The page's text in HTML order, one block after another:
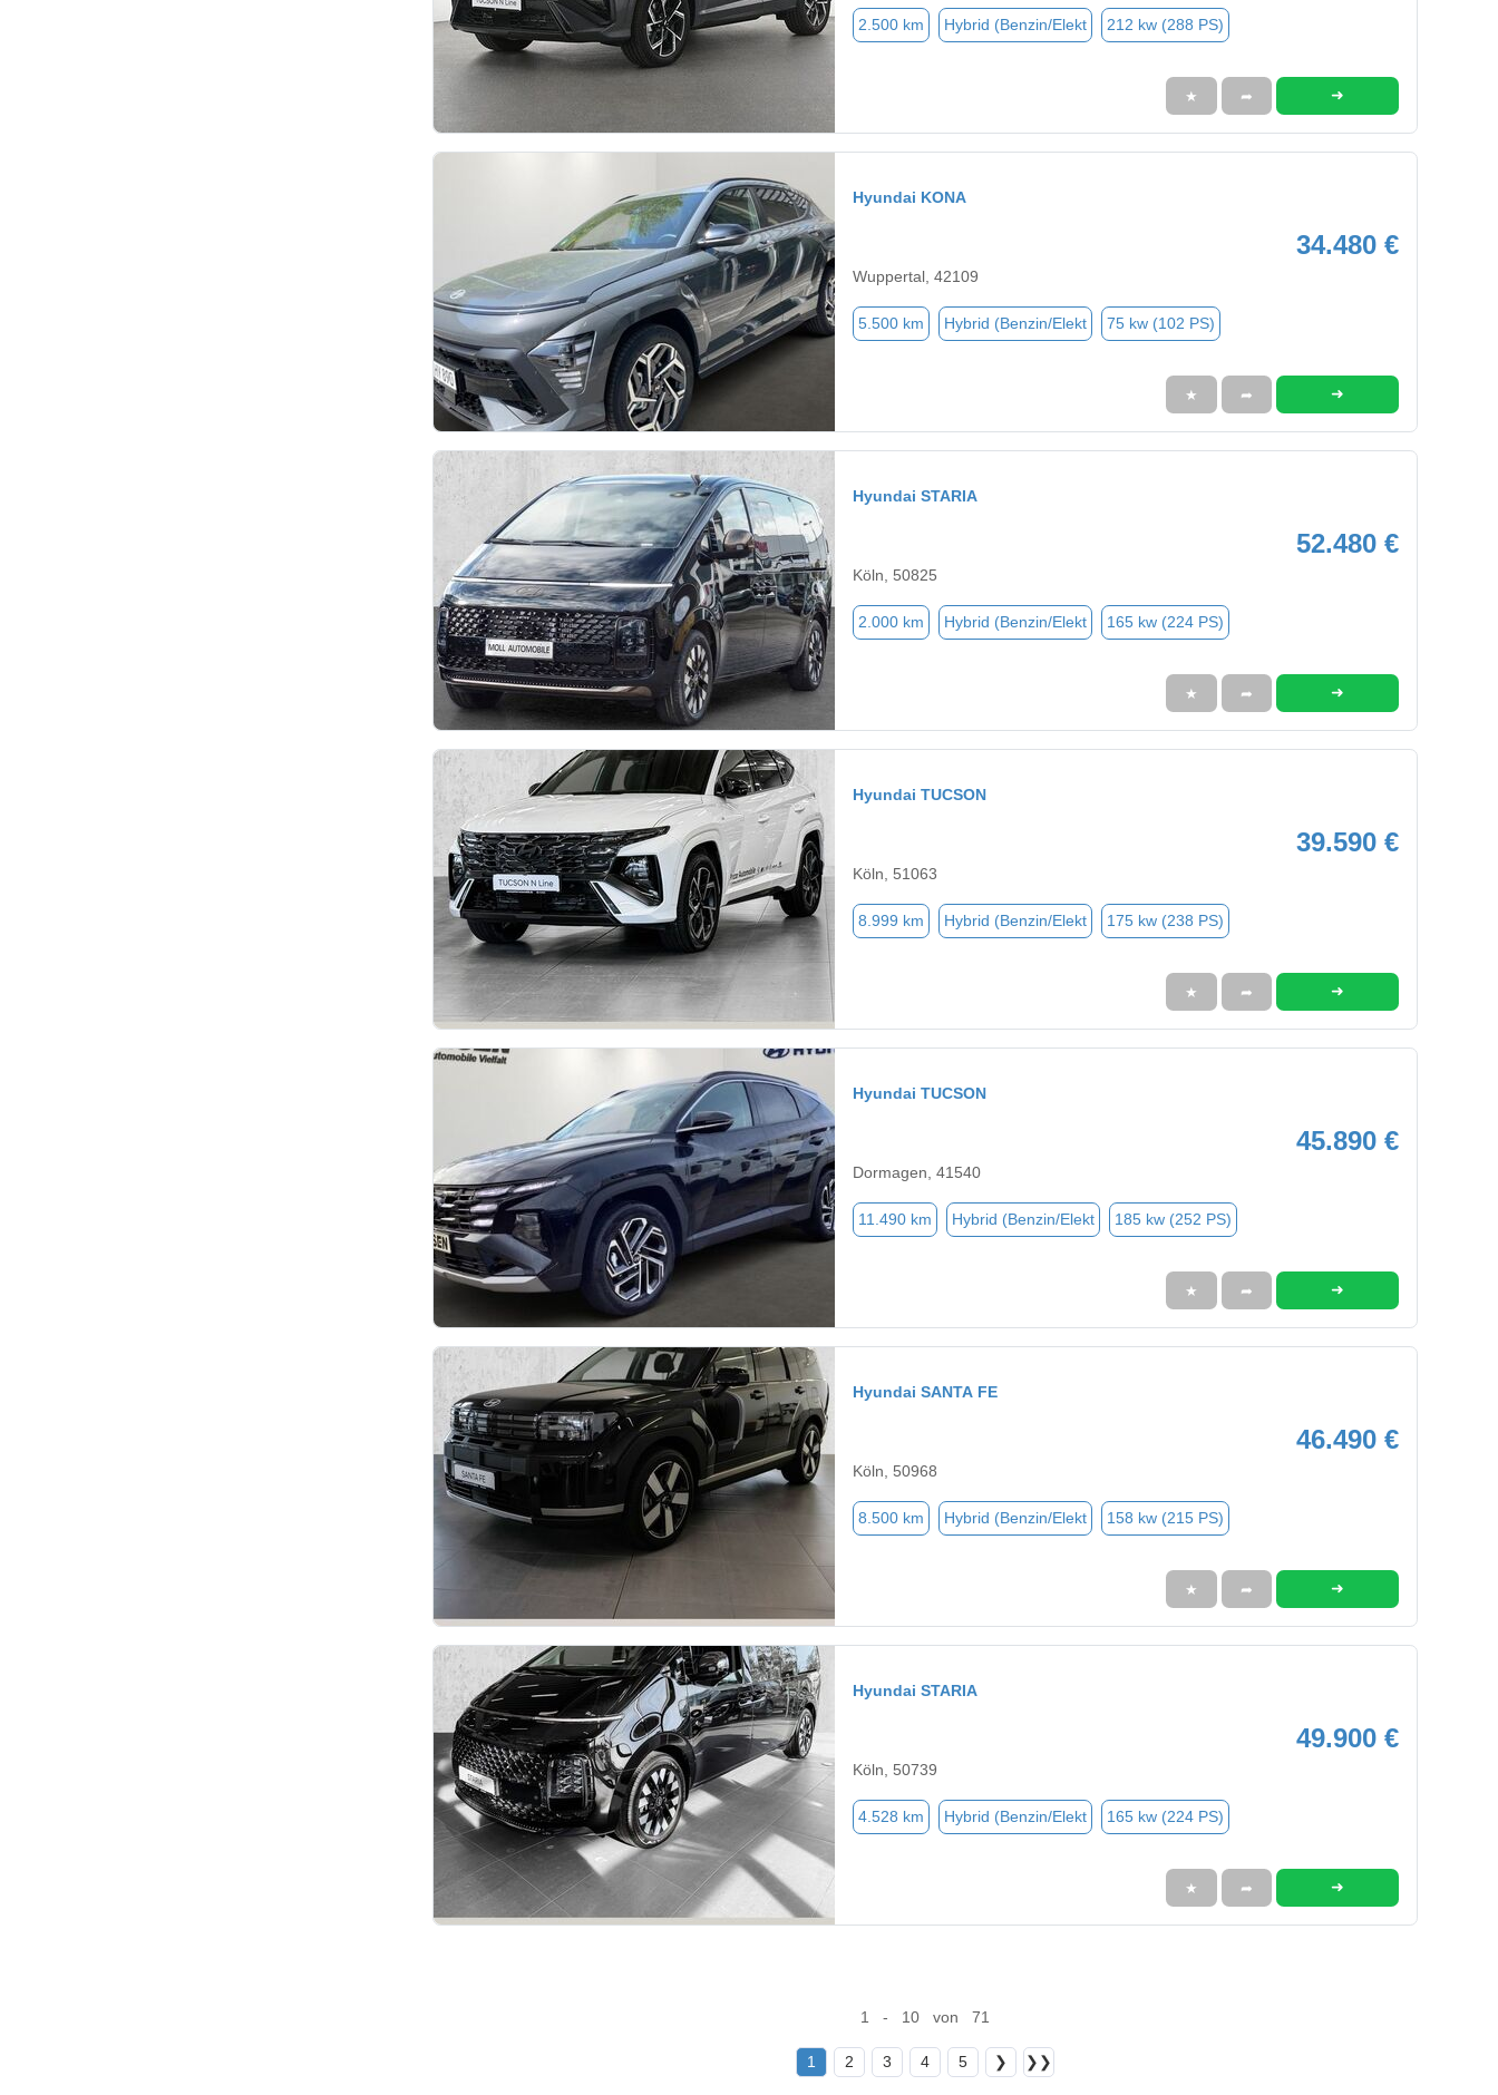
2.500 km Hybrid (Benzin/Elekt 212 kw (288 PS)
★ ➦ ➜
Hyundai KONA
34.480 €
Wuppertal, 42109
5.500 km Hybrid (Benzin/Elekt 75 kw (102 PS)
★ ➦ ➜
Hyundai STARIA
52.480 €
Köln, 50825
2.000 km Hybrid (Benzin/Elekt 165 kw (224 PS)
★ ➦ ➜
Hyundai TUCSON
39.590 €
Köln, 51063
8.999 km Hybrid (Benzin/Elekt 175 kw (238 PS)
★ ➦ ➜
Hyundai TUCSON
45.890 €
Dormagen, 41540
11.490 km Hybrid (Benzin/Elekt 185 kw (252 PS)
★ ➦ ➜
Hyundai SANTA FE
46.490 €
Köln, 50968
8.500 km Hybrid (Benzin/Elekt 158 kw (215 PS)
★ ➦ ➜
Hyundai STARIA
49.900 €
Köln, 50739
4.528 km Hybrid (Benzin/Elekt 165 kw (224 PS)
★ ➦ ➜
1 - 10 von 71
1 2 3 4 5 ❯ ❯❯